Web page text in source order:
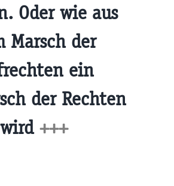
Oder wie aus
Marsch der
ein
der Rechten
wird +++